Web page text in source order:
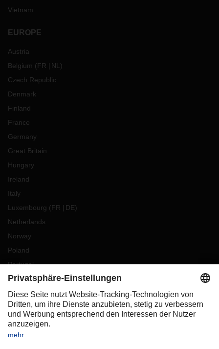
Vietnam
EUROPE
Austria
Belgium (FR NL )
Czech Republic
Denmark
Finland
France
Germany
Great Britain
Hungary
Ireland
Italy
Luxembourg (FR DE)
Netherlands
Norway
Poland
Portugal
Romania
Slovakia
Spain
Sweden
Switzerland